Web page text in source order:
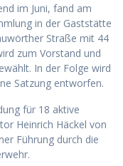
im Juni, fand am
in der Gaststätte
Straße mit 44
zum Vorstand und
In der Folge wird
Satzung entworfen.
für 18 aktive
Heinrich Häckel von
Führung durch die